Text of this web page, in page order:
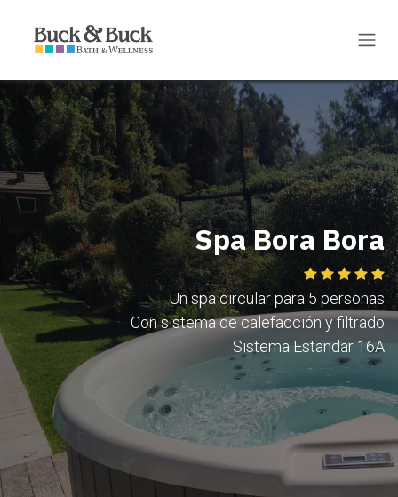
Spa Bora Bora
Un spa circular para 5 personas
Con sistema de calefacción y filtrado
Sistema Estandar 16A